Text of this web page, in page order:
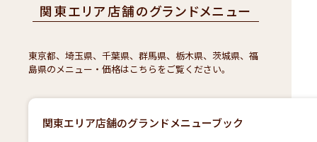
関東エリア店舗のグランドメニュー
東京都、埼玉県、千葉県、群馬県、栃木県、茨城県、福
島県のメニュー・価格はこちらをご覧ください。
関東エリア店舗のグランドメニューブック